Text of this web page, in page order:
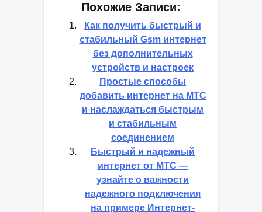
Похожие Записи:
Как получить быстрый и
стабильный Gsm интернет
без дополнительных
устройств и настроек
Простые способы
добавить интернет на МТС
и наслаждаться быстрым
и стабильным
соединением
Быстрый и надежный
интернет от МТС —
узнайте о важности
надежного подключения
на примере Интернет-